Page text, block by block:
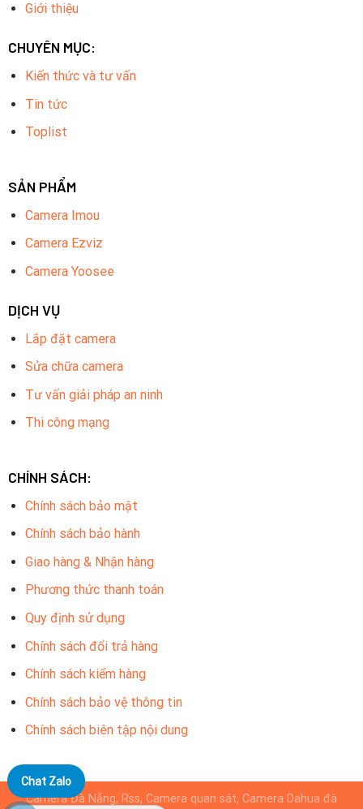
Giới thiệu
CHUYÊN MỤC:
Kiến thức và tư vấn
Tin tức
Toplist
SẢN PHẨM
Camera Imou
Camera Ezviz
Camera Yoosee
DỊCH VỤ
Lắp đặt camera
Sửa chữa camera
Tư vấn giải pháp an ninh
Thi công mạng
CHÍNH SÁCH:
Chính sách bảo mật
Chính sách bảo hành
Giao hàng & Nhận hàng
Phương thức thanh toán
Quy định sử dụng
Chính sách đổi trả hàng
Chính sách kiểm hàng
Chính sách bảo vệ thông tin
Chính sách biên tập nội dung
Camera Đà Nẵng, Rss, Camera quan sát, Camera Dahua đà
Chat Zalo